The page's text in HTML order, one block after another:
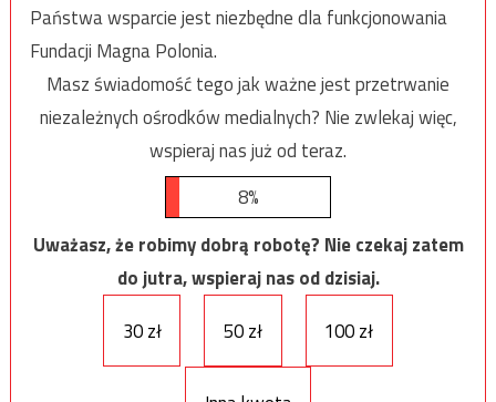
Państwa wsparcie jest niezbędne dla funkcjonowania
Fundacji Magna Polonia.
Masz świadomość tego jak ważne jest przetrwanie
niezależnych ośrodków medialnych? Nie zwlekaj więc,
wspieraj nas już od teraz.
8%
Uważasz, że robimy dobrą robotę? Nie czekaj zatem
do jutra, wspieraj nas od dzisiaj.
30 zł
50 zł 100 zł